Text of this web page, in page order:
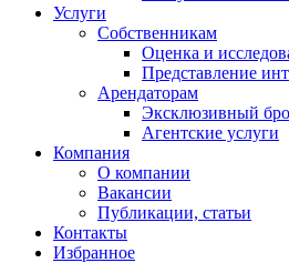
Услуги
Собственникам
Оценка и
Представление
Арендаторам
Эксклюзивный
Агентские услуги
Компания
О компании
Вакансии
Публикации, статьи
Контакты
Избранное